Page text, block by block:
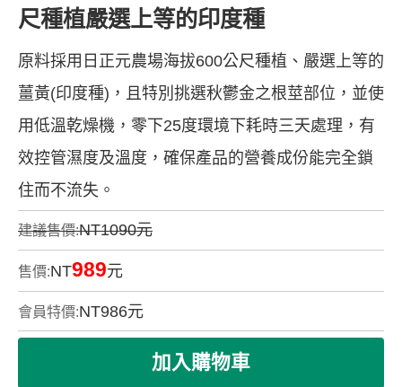
尺種植嚴選上等的印度種
原料採用日正元農場海拔600公尺種植、嚴選上等的
薑黃(印度種)，且特別挑選秋鬱金之根莖部位，並使
用低溫乾燥機，零下25度環境下耗時三天處理，有
效控管濕度及溫度，確保產品的營養成份能完全鎖
住而不流失。
建議售價:NT1090元
售價:NT989元
會員特價:NT986元